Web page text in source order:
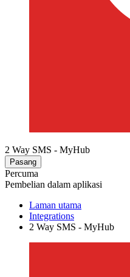
2 Way SMS - MyHub
Pasang
Percuma
Pembelian dalam aplikasi
Laman utama
Integrations
2 Way SMS - MyHub